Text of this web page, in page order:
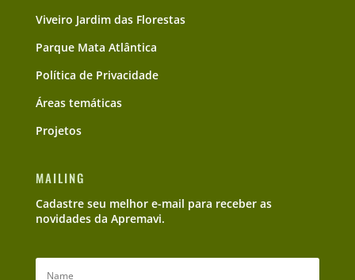
Viveiro Jardim das Florestas
Parque Mata Atlântica
Política de Privacidade
Áreas temáticas
Projetos
MAILING
Cadastre seu melhor e-mail para receber as
novidades da Apremavi.